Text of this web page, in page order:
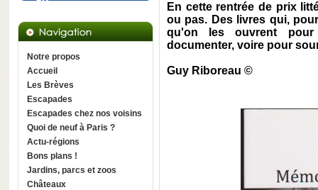
Notre propos
Accueil
Les Brèves
Escapades
Escapades chez nos voisins
Quoi de neuf à Paris ?
Actu-régions
Bons plans !
Jardins, parcs et zoos
Châteaux
En cette rentrée de prix
ou pas. Des livres qui,
qu'on les ouvrent pour
documenter, voire pour
Guy Riboreau ©